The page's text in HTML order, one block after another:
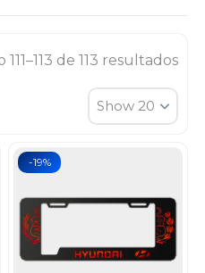
de 113 resultados
-19%